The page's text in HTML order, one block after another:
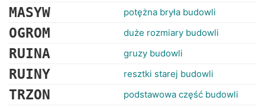
MASYW potężna bryła budowli
OGROM duże rozmiary budowli
RUINA gruzy budowli
RUINY resztki starej budowli
TRZON podstawowa część budowli